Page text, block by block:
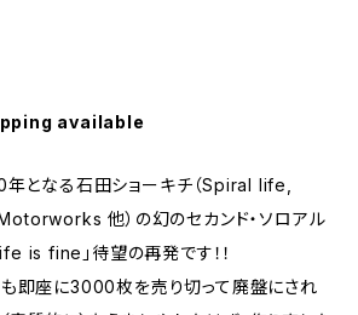
available
となる石田ショーキチ（Spiral life,
他）の幻のセカンド・ソロアル
is fine」待望の再発です！！
即座に3000枚を売り切って廃盤にされ